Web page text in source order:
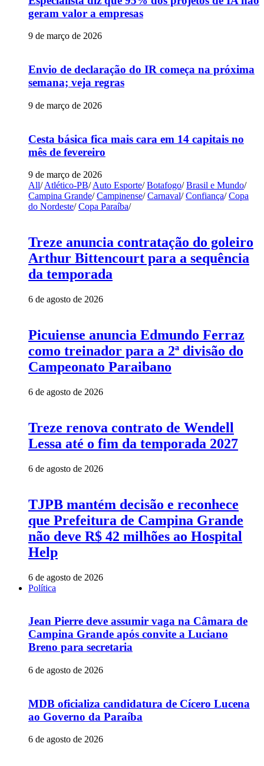
geram valor a empresas
9 de março de 2026
Envio de declaração do IR começa na próxima
semana; veja regras
9 de março de 2026
Cesta básica fica mais cara em 14 capitais no
mês de fevereiro
9 de março de 2026
All/ Atlético-PB/ Auto Esporte/ Botafogo/ Brasil e Mundo/
Campina Grande/ Campinense/ Carnaval/ Confiança/ Copa
do Nordeste/ Copa Paraíba/
Treze anuncia contratação do goleiro
Arthur Bittencourt para a sequência
da temporada
6 de agosto de 2026
Picuiense anuncia Edmundo Ferraz
como treinador para a 2ª divisão do
Campeonato Paraibano
6 de agosto de 2026
Treze renova contrato de Wendell
Lessa até o fim da temporada 2027
6 de agosto de 2026
TJPB mantém decisão e reconhece
que Prefeitura de Campina Grande
não deve R$ 42 milhões ao Hospital
Help
6 de agosto de 2026
Política
Jean Pierre deve assumir vaga na Câmara de
Campina Grande após convite a Luciano
Breno para secretaria
6 de agosto de 2026
MDB oficializa candidatura de Cícero Lucena
ao Governo da Paraíba
6 de agosto de 2026